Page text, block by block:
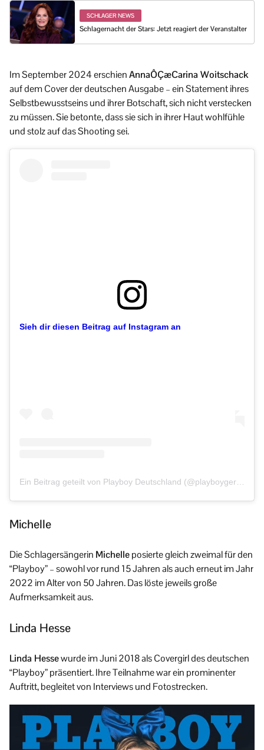
SCHLAGER NEWS
Schlagernacht der Stars: Jetzt reagiert der Veranstalter
Im September 2024 erschienAnnaÔÇæCarina Woitschack
auf dem Cover der deutschen Ausgabe – ein Statement ihres
Selbstbewusstseins und ihrer Botschaft, sich nicht verstecken
zu müssen. Sie betonte, dass sie sich in ihrer Haut wohlfühle
und stolz auf das Shooting sei.
Sieh dir diesen Beitrag auf Instagram an
Michelle
Die Schlagersängerin Michelleposierte gleich zweimal für den
“Playboy” – sowohl vor rund 15 Jahren als auch erneut im Jahr
2022 im Alter von 50 Jahren. Das löste jeweils große
Aufmerksamkeit aus.
Linda Hesse
Linda Hessewurde im Juni 2018 als Covergirl des deutschen
“Playboy” präsentiert. Ihre Teilnahme war ein prominenter
Auftritt, begleitet von Interviews und Fotostrecken.